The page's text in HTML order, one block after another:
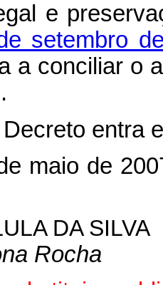
e
setembro
a conciliar o
entra
maio de
DA SILVA
Rocha